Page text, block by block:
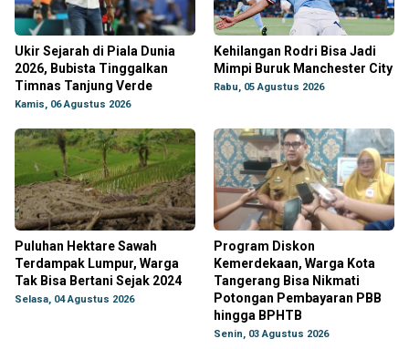
Ukir Sejarah di Piala Dunia
2026, Bubista Tinggalkan
Timnas Tanjung Verde
Kamis, 06 Agustus 2026
Kehilangan Rodri Bisa Jadi
Mimpi Buruk Manchester City
Rabu, 05 Agustus 2026
Puluhan Hektare Sawah
Terdampak Lumpur, Warga
Tak Bisa Bertani Sejak 2024
Selasa, 04 Agustus 2026
Program Diskon
Kemerdekaan, Warga Kota
Tangerang Bisa Nikmati
Potongan Pembayaran PBB
hingga BPHTB
Senin, 03 Agustus 2026